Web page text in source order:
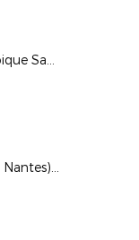
Julien Sourice (Olympique Saumur) invité sur France 3 PDL
Sébastien Corchia (FC Nantes) invité de France 3 PDL